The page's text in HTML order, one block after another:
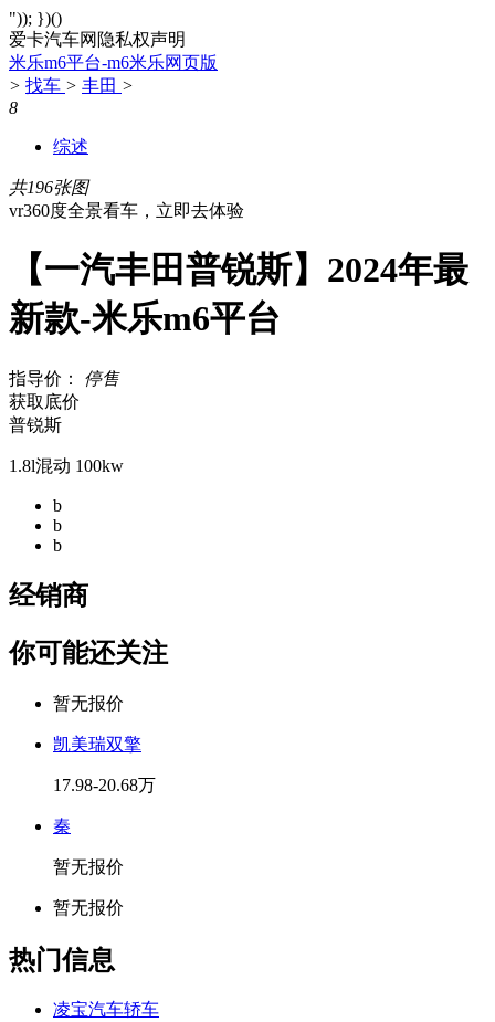
")); })()
爱卡汽车网隐私权声明
米乐m6平台-m6米乐网页版
> 找车 > 丰田 >
8
综述
共196张图
vr360度全景看车，立即去体验
【一汽丰田普锐斯】2024年最
新款-米乐m6平台
指导价： 停售
获取底价
普锐斯
1.8l混动 100kw
b
b
b
经销商
你可能还关注
暂无报价
凯美瑞双擎
17.98-20.68万
秦
暂无报价
暂无报价
热门信息
凌宝汽车轿车